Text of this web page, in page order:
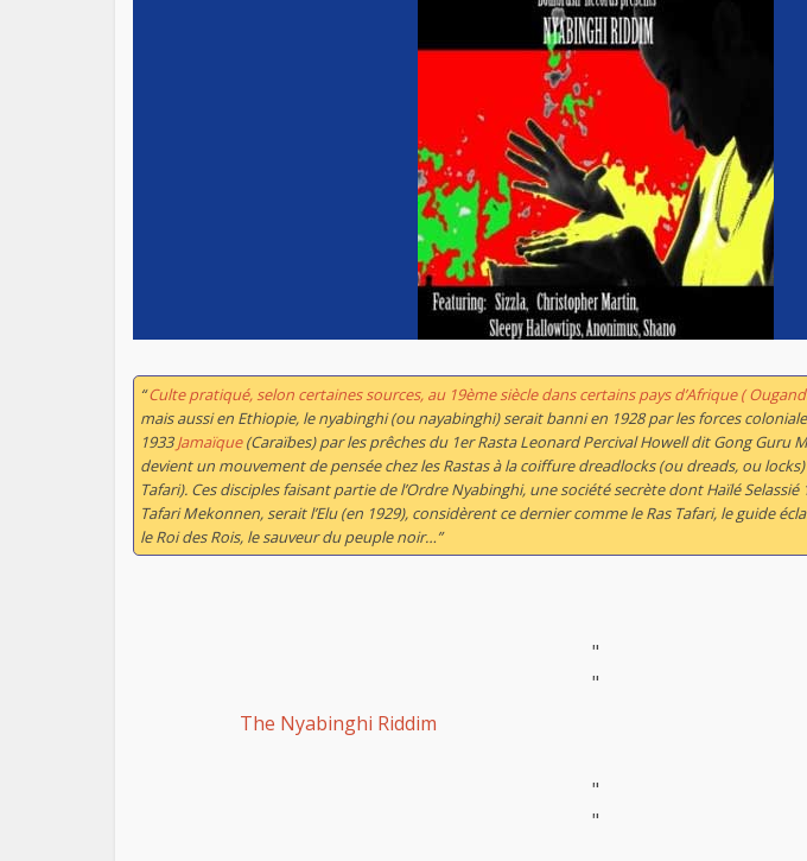
“Culte pratiqué, selon certaines sources, au 19ème siècle dans certains pays d’Afrique (
mais aussi en Ethiopie, le nyabinghi (ou nayabinghi) serait banni en 1928 par les forces
1933Jamaïque(Caraïbes) par les prêches du 1er Rasta Leonard Percival Howell dit Gong Guru
devient un mouvement de pensée chez les Rastas à la coiffure dreadlocks (ou dreads, ou
Tafari). Ces disciples faisant partie de l’Ordre Nyabinghi, une société secrète dont Haïlé
Tafari Mekonnen, serait l’Elu (en 1929), considèrent ce dernier comme le Ras Tafari, le guide
le Roi des Rois, le sauveur du peuple noir…”
"
"
The Nyabinghi Riddim
"
"